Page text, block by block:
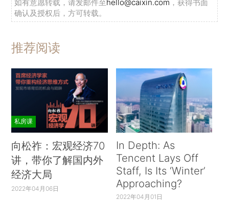
如有意愿转载，请发邮件至hello@caixin.com ，获得书面
确认及授权后，方可转载。
推荐阅读
私房课
向松祚：宏观经济70
讲，带你了解国内外
经济大局
2022年04月06日
In Depth: As
Tencent Lays Off
Staff, Is Its ‘Winter’
Approaching?
2022年04月01日